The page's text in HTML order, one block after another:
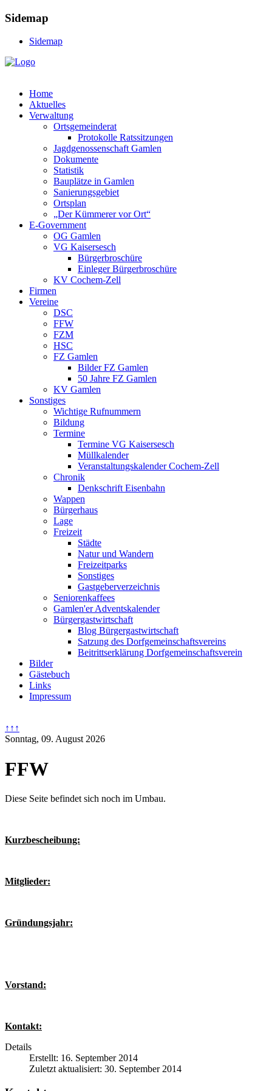
Sidemap
Sidemap
Home
Aktuelles
Verwaltung
Ortsgemeinderat
Protokolle Ratssitzungen
Jagdgenossenschaft Gamlen
Dokumente
Statistik
Bauplätze in Gamlen
Sanierungsgebiet
Ortsplan
„Der Kümmerer vor Ort“
E-Government
OG Gamlen
VG Kaisersesch
Bürgerbroschüre
Einleger Bürgerbroschüre
KV Cochem-Zell
Firmen
Vereine
DSC
FFW
FZM
HSC
FZ Gamlen
Bilder FZ Gamlen
50 Jahre FZ Gamlen
KV Gamlen
Sonstiges
Wichtige Rufnummern
Bildung
Termine
Termine VG Kaisersesch
Müllkalender
Veranstaltungskalender Cochem-Zell
Chronik
Denkschrift Eisenbahn
Wappen
Bürgerhaus
Lage
Freizeit
Städte
Natur und Wandern
Freizeitparks
Sonstiges
Gastgeberverzeichnis
Seniorenkaffees
Gamlen'er Adventskalender
Bürgergastwirtschaft
Blog Bürgergastwirtschaft
Satzung des Dorfgemeinschaftsvereins
Beitrittserklärung Dorfgemeinschaftsverein
Bilder
Gästebuch
Links
Impressum
↑↑↑
Sonntag, 09. August 2026
FFW
Diese Seite befindet sich noch im Umbau.
Kurzbescheibung:
Mitglieder:
Gründungsjahr:
Vorstand:
Kontakt:
Details
Erstellt: 16. September 2014
Zuletzt aktualisiert: 30. September 2014